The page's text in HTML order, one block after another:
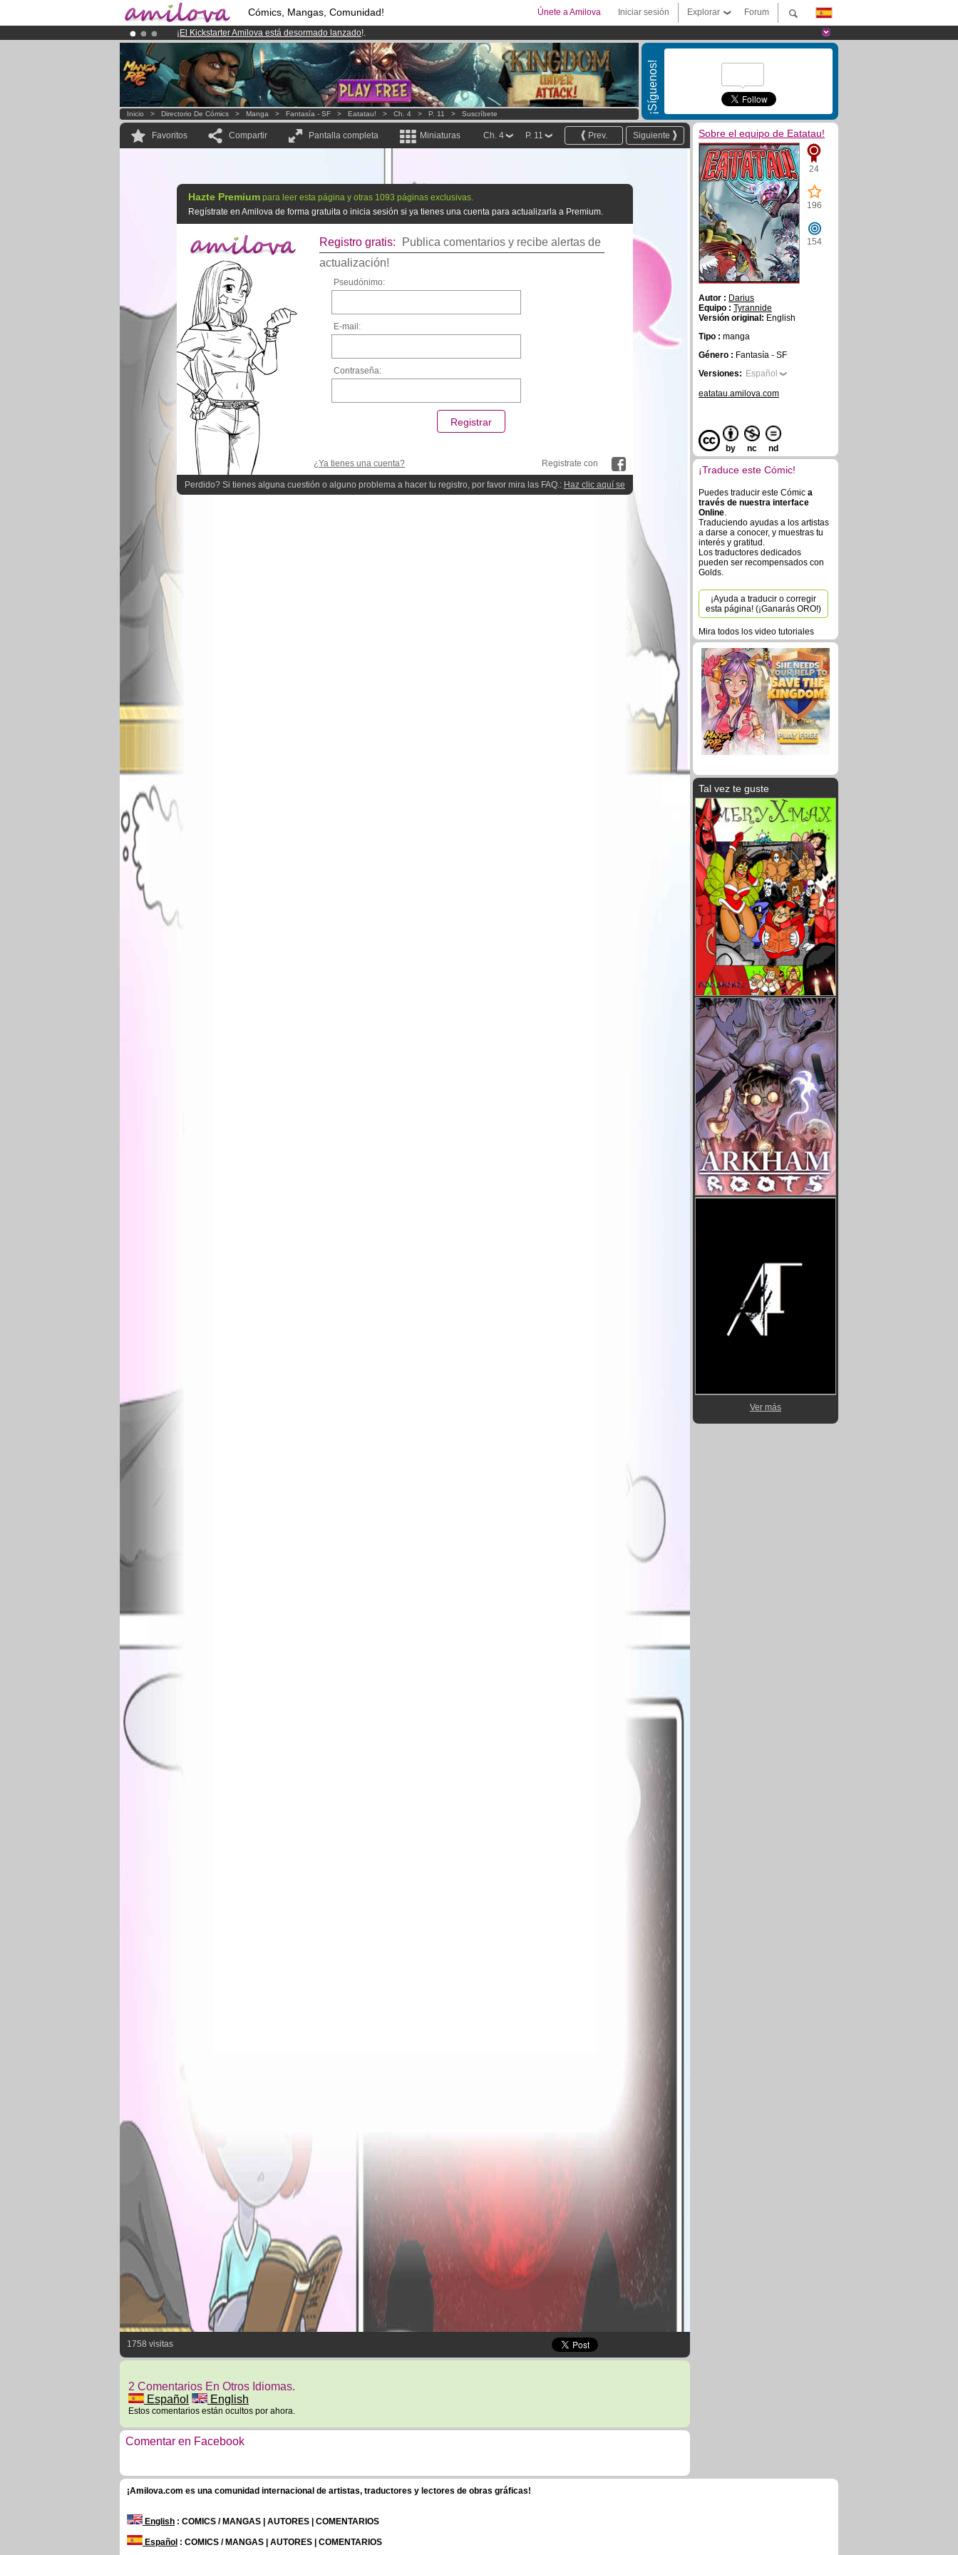
Cómics, Mangas, Comunidad! Forum
Explorar
Iniciar sesión
Únete a Amilova
¡ El Kickstarter Amilova está desormado lanzado!.
¡Ya tenemos 134393miembrosy 1208Cómics y Mangas!.
¡Conviertete en Premium por3.95 euros al mes!Hazte Premium ya
¡Síguenos!
Inicio > Directorio De Cómics > Manga > Fantasía - SF > Eatatau! > Ch. 4 > P. 11 > Suscríbete
Favoritos Compartir Pantalla completa Miniaturas Siguiente
Prev.
P. 11
Ch. 4
Hazte Premium para leer esta página y otras 1093 páginas exclusivas.
Regístrate en Amilova de forma gratuita o inicia sesión si ya tienes una cuenta para actualizarla a Premium.
Registro gratis:
Publica comentarios y recibe alertas de
actualización!
Pseudónimo:
E-mail:
Contraseña:
¿Ya tienes una cuenta? Registrate con
Perdido? Si tienes alguna cuestión o alguno problema a hacer tu registro, por favor mira las FAQ.: Haz clic aquí se
1758 visitas
2 Comentarios En Otros Idiomas.
Español
English
Estos comentarios están ocultos por ahora.
Comentar en Facebook
Sobre el equipo de Eatatau!
24
196
154
Autor : Darius
Equipo : Tyrannide
Versión original: English
Tipo : manga
Género : Fantasía - SF
Versiones: Español
eatatau.amilova.com
by nc nd
¡Traduce este Cómic!
Puedes traducir este Cómic a
través de nuestra interface
Online.
Traduciendo ayudas a los artistas
a darse a conocer, y muestras tu
interés y gratitud.
Los traductores dedicados
pueden ser recompensados con
Golds.
¡Ayuda a traducir o corregir
esta página! (¡Ganarás ORO!)
Mira todos los video tutoriales
Tal vez te guste
Ver más
¡Amilova.com es una comunidad internacional de artistas, traductores y lectores de obras gráficas!
English : COMICS / MANGAS | AUTORES | COMENTARIOS
Español : COMICS / MANGAS | AUTORES | COMENTARIOS